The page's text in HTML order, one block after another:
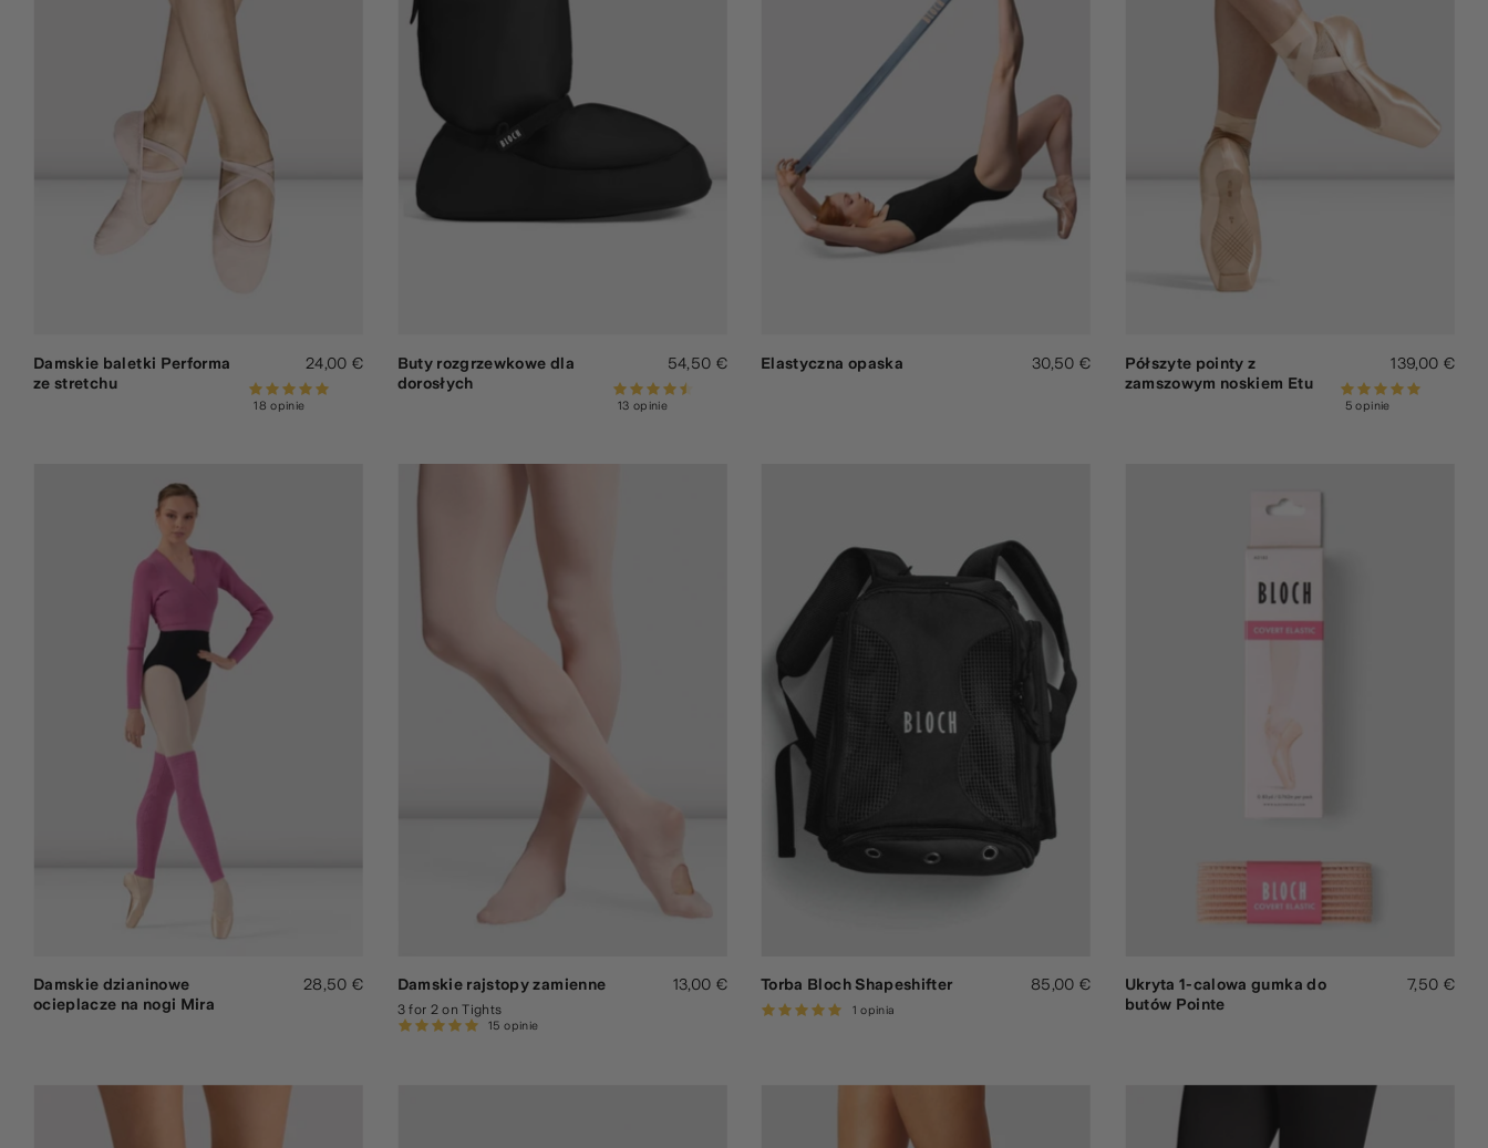
Damskie baletki Performa
ze stretchu
24,00 €
18 opinie
Buty rozgrzewkowe dla
dorosłych
54,50 €
13 opinie
Elastyczna opaska 30,50 €
Półszyte pointy z
zamszowym noskiem Etu
139,00 €
5 opinie
Damskie dzianinowe
ocieplacze na nogi Mira
28,50 € Damskie rajstopy zamienne 13,00 €
3 for 2 on Tights
15 opinie
Torba Bloch Shapeshifter 85,00 €
1 opinia
Ukryta 1-calowa gumka do
butów Pointe
7,50 €